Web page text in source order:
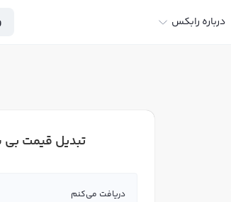
درباره رابکس
تبدیل قیمت بی
دریافت می‌کنم